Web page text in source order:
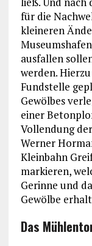
für die
kleineren
ausfallen
werden.
Fundstelle
Gewölbes
einer
Vollendung
Werner
Kleinbahn
markieren,
Gerinne und
Gewölbe
Das